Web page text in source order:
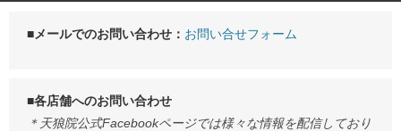
■メールでのお問い合わせ： お問い合せフォーム
■各店舗へのお問い合わせ
＊天狼院公式Facebookページでは様々な情報を配信しており